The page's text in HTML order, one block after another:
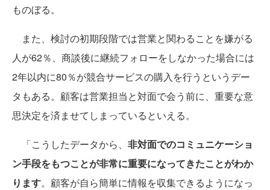
ものぼる。
また、検討の初期段階では営業と関わることを嫌がる
人が62％、商談後に継続フォローをしなかった場合には
2年以内に80％が競合サービスの購入を行うというデー
タもある。顧客は営業担当と対面で会う前に、重要な意
思決定を済ませてしまっているといえる。
「こうしたデータから、 非対面でのコミュニケーショ
ン手段をもつことが非常に重要になってきたことがわか
ります。顧客が自ら簡単に情報を収集できるようになっ